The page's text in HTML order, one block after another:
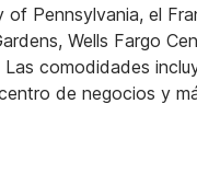
Pennsylvania, el
Wells Fargo
comodidades
de negocios y